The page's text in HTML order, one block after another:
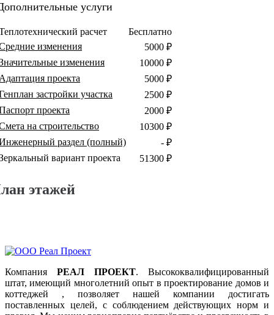
услуги
расчет
Бесплатно
изменения
5000 ₽
изменения
10000 ₽
проекта
5000 ₽
застройки участка
2500 ₽
проекта
2000 ₽
на строительство
10300 ₽
раздел (полный)
- ₽
вариант проекта
51300 ₽
этажей
Компания РЕАЛ ПРОЕКТ. Высококвалифицированный
штат, имеющий многолетний опыт в проектирование домов и
коттеджей , позволяет нашей компании достигать
поставленных целей, с соблюдением действующих норм и